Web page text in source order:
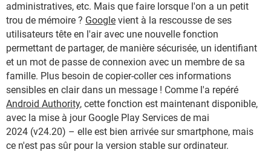
administratives, etc. Mais que faire lorsque l'on a un petit
trou de mémoire ? Google vient à la rescousse de ses
utilisateurs tête en l'air avec une nouvelle fonction
permettant de partager, de manière sécurisée, un identifiant
et un mot de passe de connexion avec un membre de sa
famille. Plus besoin de copier-coller ces informations
sensibles en clair dans un message ! Comme l'a repéré
Android Authority, cette fonction est maintenant disponible,
avec la mise à jour Google Play Services de mai
2024 (v24.20) – elle est bien arrivée sur smartphone, mais
ce n'est pas sûr pour la version stable sur ordinateur.